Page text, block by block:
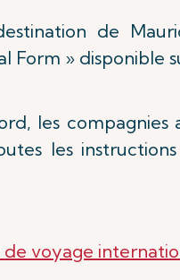
de
Form » disponible
les
les
voyage